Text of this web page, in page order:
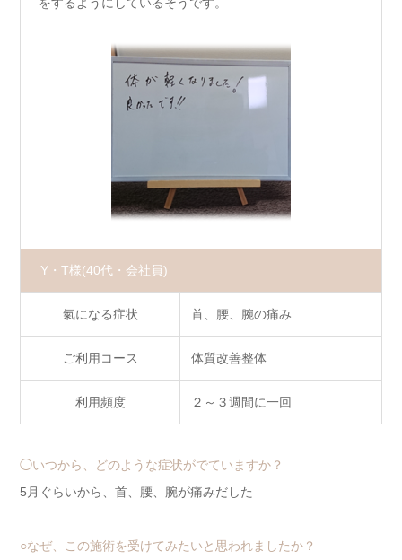
Y・T様(40代・会社員)
氣になる症状 首、腰、腕の痛み
ご利用コース 体質改善整体
利用頻度 ２～３週間に一回
◯いつから、どのような症状がでていますか？
5月ぐらいから、首、腰、腕が痛みだした
○なぜ、この施術を受けてみたいと思われましたか？